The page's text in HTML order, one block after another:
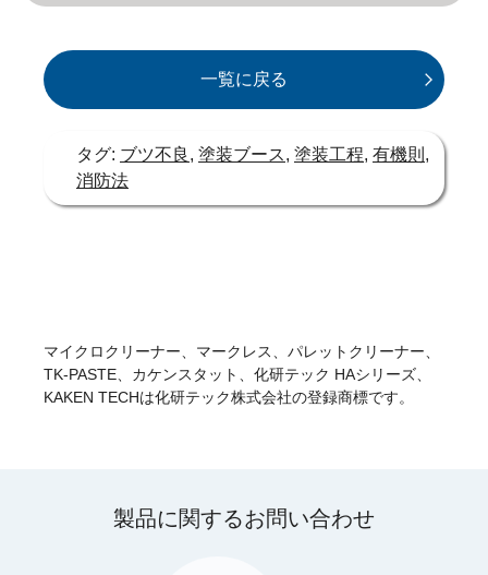
一覧に戻る
タグ: ブツ不良 , 塗装ブース, 塗装工程, 有機則 ,
消防法
マイクロクリーナー、マークレス、パレットクリーナー、
TK-PASTE、カケンスタット、化研テック HAシリーズ、
KAKEN TECHは化研テック株式会社の登録商標です。
製品に関するお問い合わせ